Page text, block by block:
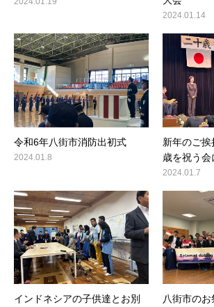
2024.01.14
令和6年八街市消防出初式
2024.01.8
新年のご
歳を祝う会
2024.01.7
インドネシアの子供達とお別
八街市の